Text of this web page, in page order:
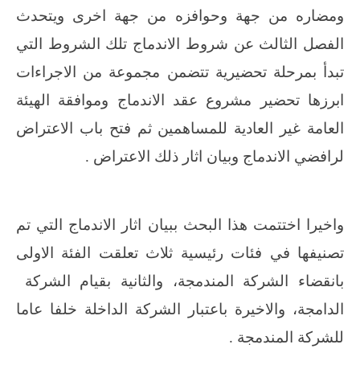
ومضاره من جهة وحوافزه من جهة اخرى ويتحدث
الفصل الثالث عن شروط الاندماج تلك الشروط التي
تبدأ بمرحلة تحضيرية تتضمن مجموعة من الاجراءات
ابرزها تحضير مشروع عقد الاندماج وموافقة الهيئة
العامة غير العادية للمساهمين ثم فتح باب الاعتراض
لرافضي الاندماج وبيان اثار ذلك الاعتراض .
واخيرا اختتمت هذا البحث ببيان اثار الاندماج التي تم
تصنيفها في فئات رئيسية ثلاث تعلقت الفئة الاولى
بانقضاء الشركة المندمجة، والثانية بقيام الشركة
الدامجة، والاخيرة باعتبار الشركة الداخلة خلفا عاما
للشركة المندمجة .